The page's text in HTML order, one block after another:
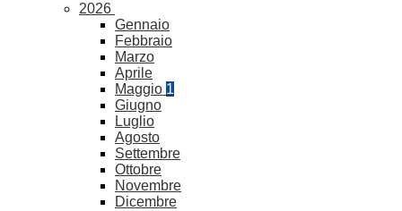
2026
Gennaio
Febbraio
Marzo
Aprile
Maggio 1
Giugno
Luglio
Agosto
Settembre
Ottobre
Novembre
Dicembre